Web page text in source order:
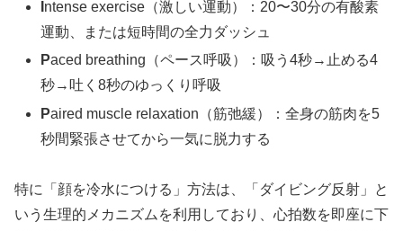
ntense exercise（激しい運動）：20〜30分の有酸素
運動、または短時間の全力ダッシュ
Paced breathing（ペース呼吸）：吸う4秒→止める4
秒→吐く8秒のゆっくり呼吸
Paired muscle relaxation（筋弛緩）：全身の筋肉を5
秒間緊張させてから一気に脱力する
特に「顔を冷水につける」方法は、「ダイビング反射」と
いう生理的メカニズムを利用しており、心拍数を即座に下